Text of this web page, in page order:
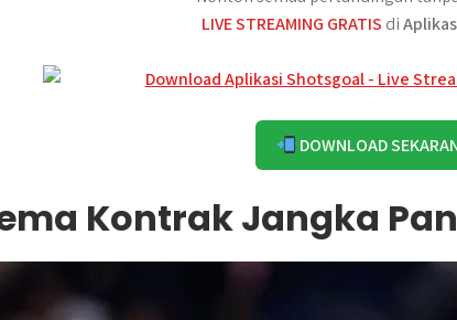
LIVE STREAMING GRATIS di
DOWNLOAD
Kontrak Jangka